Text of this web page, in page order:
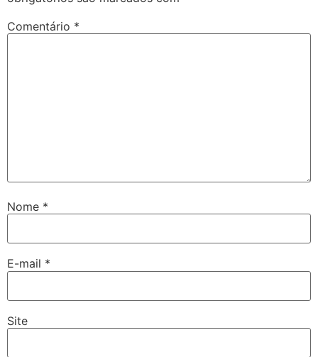
Comentário *
Nome *
E-mail *
Site